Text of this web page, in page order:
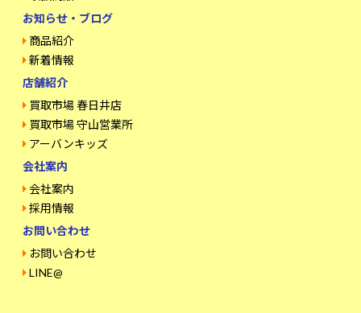
お知らせ・ブログ
商品紹介
新着情報
店舗紹介
買取市場 春日井店
買取市場 守山営業所
アーバンキッズ
会社案内
会社案内
採用情報
お問い合わせ
お問い合わせ
LINE@